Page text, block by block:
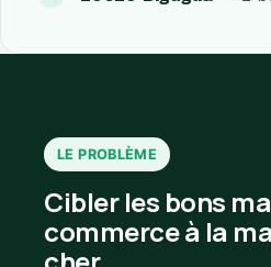
LE PROBLÈME
Cibler les bons
commerce à la